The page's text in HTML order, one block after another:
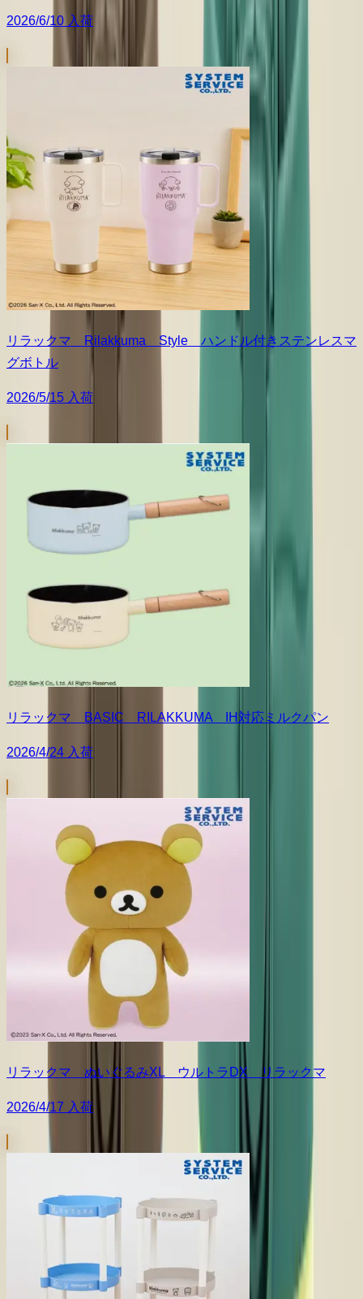
2026/6/10 入荷
リラックマ Rilakkuma Style ハンドル付きステンレスマ
グボトル
2026/5/15 入荷
リラックマ BASIC RILAKKUMA IH対応ミルクパン
2026/4/24 入荷
リラックマ ぬいぐるみXL ウルトラDX リラックマ
2026/4/17 入荷